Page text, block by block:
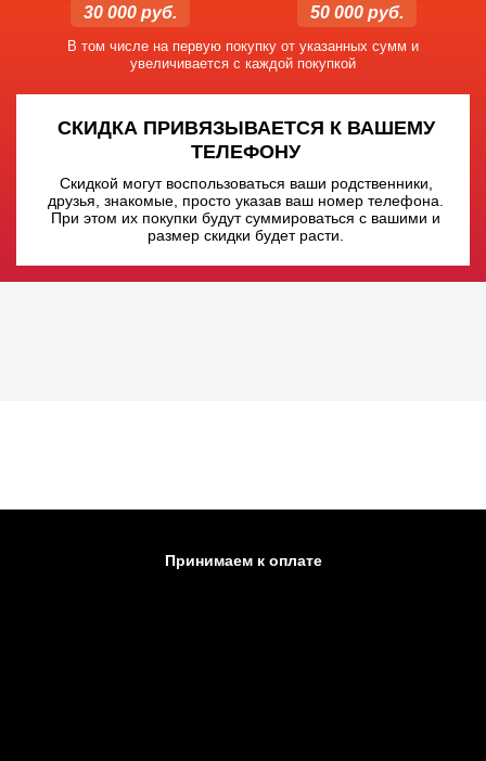
30 000 руб. 50 000 руб.
В том числе на первую покупку от указанных сумм и
увеличивается с каждой покупкой
СКИДКА ПРИВЯЗЫВАЕТСЯ К ВАШЕМУ
ТЕЛЕФОНУ
Скидкой могут воспользоваться ваши родственники,
друзья, знакомые, просто указав ваш номер телефона.
При этом их покупки будут суммироваться с вашими и
размер скидки будет расти.
Принимаем к оплате